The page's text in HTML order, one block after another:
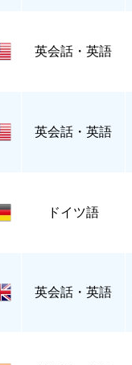
英会話・英語
英会話・英語
ドイツ語
英会話・英語